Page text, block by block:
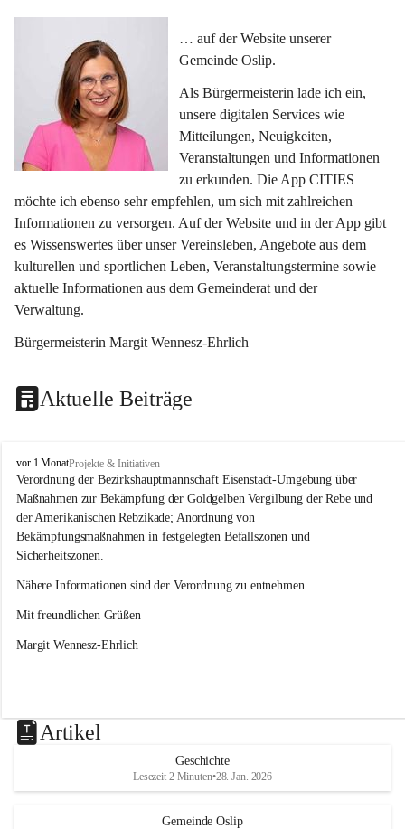
… auf der Website unserer
Gemeinde Oslip.
Als Bürgermeisterin lade ich ein,
unsere digitalen Services wie
Mitteilungen, Neuigkeiten,
Veranstaltungen und Informationen
zu erkunden. Die App CITIES
möchte ich ebenso sehr empfehlen, um sich mit zahlreichen
Informationen zu versorgen. Auf der Website und in der App gibt
es Wissenswertes über unser Vereinsleben, Angebote aus dem
kulturellen und sportlichen Leben, Veranstaltungstermine sowie
aktuelle Informationen aus dem Gemeinderat und der
Verwaltung.
Bürgermeisterin Margit Wennesz-Ehrlich
Aktuelle Beiträge
O
s
l
i
p
vor 1 MonatProjekte & Initiativen
Verordnung der Bezirkshauptmannschaft Eisenstadt-Umgebung über
Maßnahmen zur Bekämpfung der Goldgelben Vergilbung der Rebe und
der Amerikanischen Rebzikade; Anordnung von
Bekämpfungsmaßnahmen in festgelegten Befallszonen und
Sicherheitszonen.
Nähere Informationen sind der Verordnung zu entnehmen.
Mit freundlichen Grüßen
Margit Wennesz-Ehrlich
Artikel
Geschichte
Lesezeit 2 Minuten•28. Jan. 2026
Gemeinde Oslip